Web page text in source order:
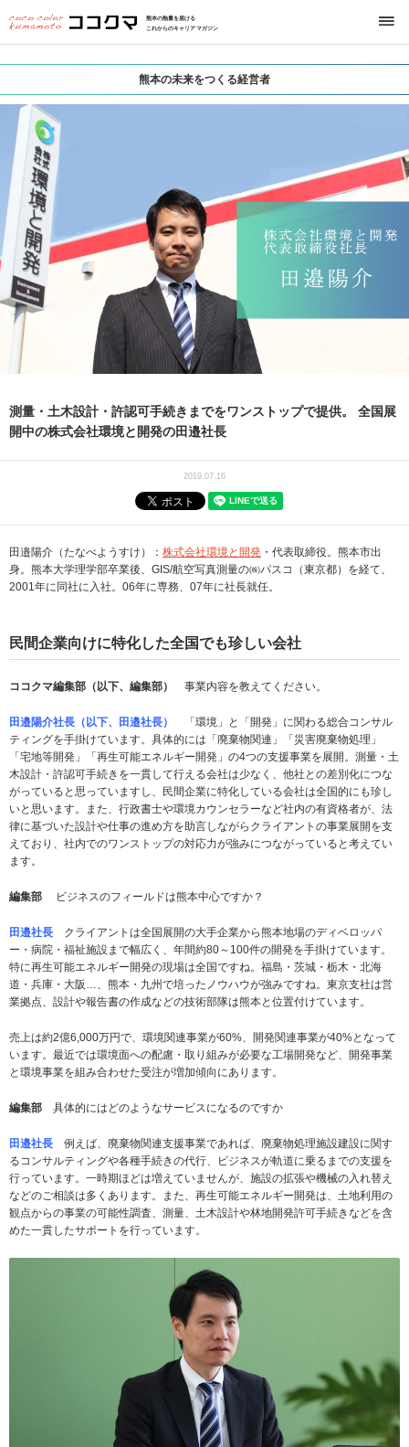
熊本の熱量を届ける
これからのキャリアマガジン
熊本の未来をつくる経営者
測量・土木設計・許認可手続きまでをワンストップで提供。 全国展
開中の株式会社環境と開発の田邉社長
2019.07.16
田邉陽介（たなべようすけ）： 株式会社環境と開発 ・代表取締役。熊本市出
身。熊本大学理学部卒業後、GIS/航空写真測量の㈱パスコ（東京都）を経て、
2001年に同社に入社。06年に専務、07年に社長就任。
民間企業向けに特化した全国でも珍しい会社
ココクマ編集部（以下、編集部） 事業内容を教えてください。
田邉陽介社長（以下、田邉社長）
「環境」と「開発」に関わる総合コンサル
ティングを手掛けています。具体的には「廃棄物関連」「災害廃棄物処理」
「宅地等開発」「再生可能エネルギー開発」の4つの支援事業を展開。測量・土
木設計・許認可手続きを一貫して行える会社は少なく、他社との差別化につな
がっていると思っていますし、民間企業に特化している会社は全国的にも珍し
いと思います。また、行政書士や環境カウンセラーなど社内の有資格者が、法
律に基づいた設計や仕事の進め方を助言しながらクライアントの事業展開を支
えており、社内でのワンストップの対応力が強みにつながっていると考えてい
ます。
編集部 ビジネスのフィールドは熊本中心ですか？
田邉社長
クライアントは全国展開の大手企業から熊本地場のディベロッパ
ー・病院・福祉施設まで幅広く、年間約80～100件の開発を手掛けています。
特に再生可能エネルギー開発の現場は全国ですね。福島・茨城・栃木・北海
道・兵庫・大阪…、熊本・九州で培ったノウハウが強みですね。東京支社は営
業拠点、設計や報告書の作成などの技術部隊は熊本と位置付けています。
売上は約2億6,000万円で、環境関連事業が60%、開発関連事業が40%となって
います。最近では環境面への配慮・取り組みが必要な工場開発など、開発事業
と環境事業を組み合わせた受注が増加傾向にあります。
編集部 具体的にはどのようなサービスになるのですか
田邉社長
例えば、廃棄物関連支援事業であれば、廃棄物処理施設建設に関す
るコンサルティングや各種手続きの代行、ビジネスが軌道に乗るまでの支援を
行っています。一時期ほどは増えていませんが、施設の拡張や機械の入れ替え
などのご相談は多くあります。また、再生可能エネルギー開発は、土地利用の
観点からの事業の可能性調査、測量、土木設計や林地開発許可手続きなどを含
めた一貫したサポートを行っています。